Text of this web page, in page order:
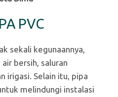
PVC
sekali kegunaannya,
bersih, saluran
irigasi. Selain itu, pipa
melindungi instalasi